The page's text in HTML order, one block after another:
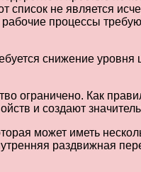
список не является
процессы
снижение уровня
ограничено. Как
и создают
может иметь
раздвижная